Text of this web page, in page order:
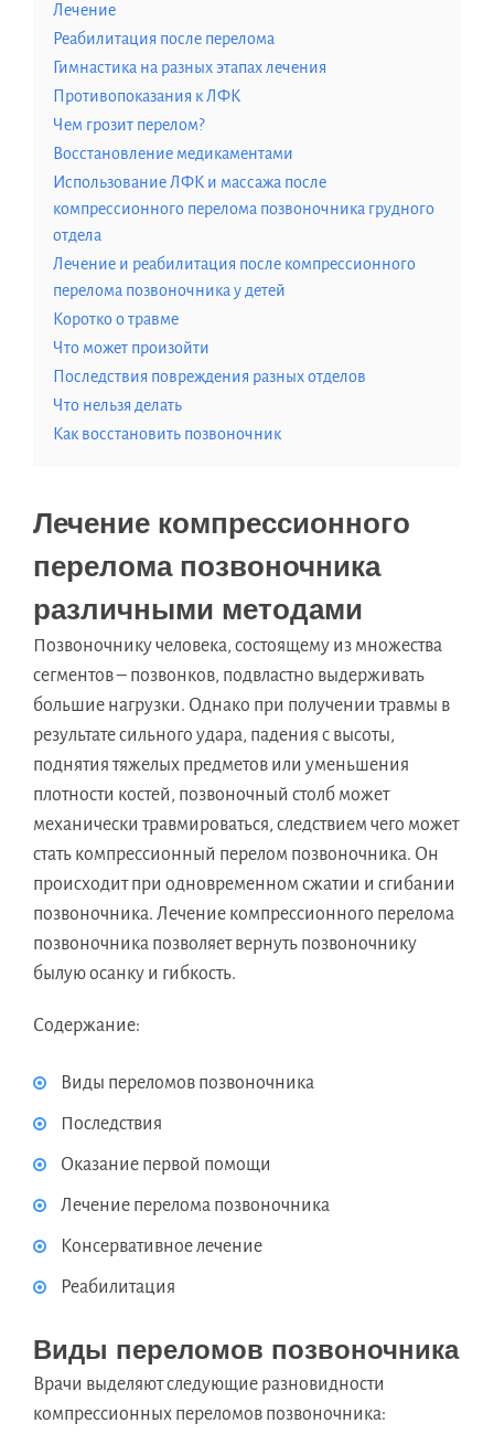
Лечение
Реабилитация после перелома
Гимнастика на разных этапах лечения
Противопоказания к ЛФК
Чем грозит перелом?
Восстановление медикаментами
Использование ЛФК и массажа после
компрессионного перелома позвоночника грудного
отдела
Лечение и реабилитация после компрессионного
перелома позвоночника у детей
Коротко о травме
Что может произойти
Последствия повреждения разных отделов
Что нельзя делать
Как восстановить позвоночник
Лечение компрессионного
перелома позвоночника
различными методами
Позвоночнику человека, состоящему из множества
сегментов – позвонков, подвластно выдерживать
большие нагрузки. Однако при получении травмы в
результате сильного удара, падения с высоты,
поднятия тяжелых предметов или уменьшения
плотности костей, позвоночный столб может
механически травмироваться, следствием чего может
стать компрессионный перелом позвоночника. Он
происходит при одновременном сжатии и сгибании
позвоночника. Лечение компрессионного перелома
позвоночника позволяет вернуть позвоночнику
былую осанку и гибкость.
Содержание:
Виды переломов позвоночника
Последствия
Оказание первой помощи
Лечение перелома позвоночника
Консервативное лечение
Реабилитация
Виды переломов позвоночника
Врачи выделяют следующие разновидности
компрессионных переломов позвоночника: